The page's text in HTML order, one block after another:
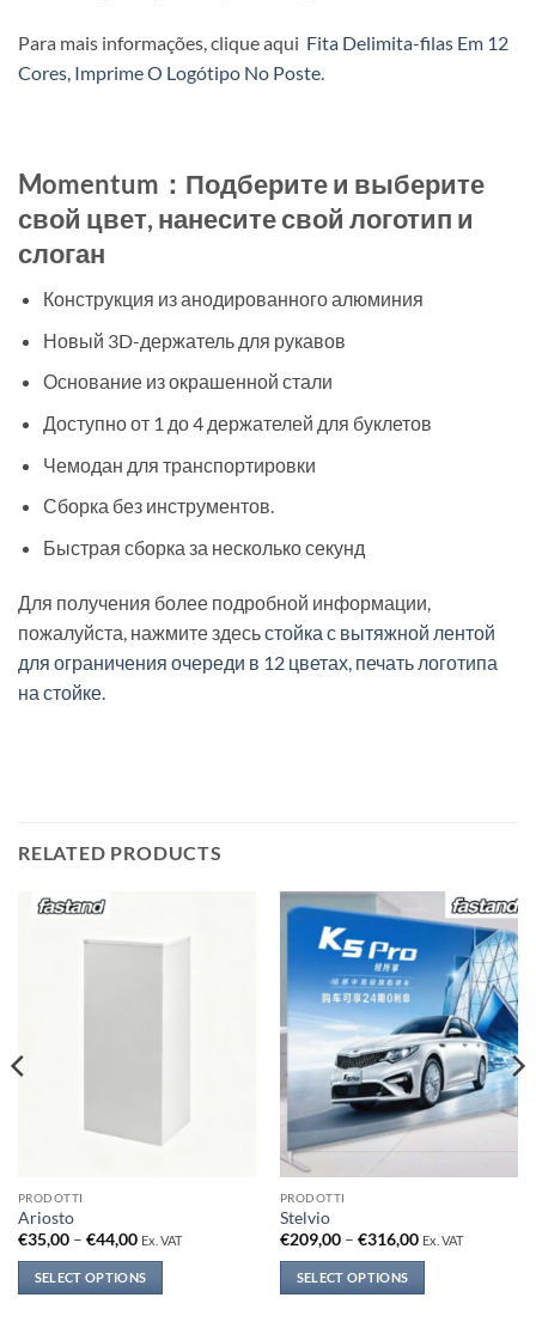
Para mais informações, clique aqui Fita Delimita-filas Em 12
Cores, Imprime O Logótipo No Poste
Momentum：Подберите и выберите
свой цвет, нанесите свой логотип и
слоган
Конструкция из анодированного алюминия
Новый 3D-держатель для рукавов
Основание из окрашенной стали
Доступно от 1 до 4 держателей для буклетов
Чемодан для транспортировки
Сборка без инструментов.
Быстрая сборка за несколько секунд
Для получения более подробной информации,
пожалуйста, нажмите здесьстойка с вытяжной лентой
для ограничения очереди в 12 цветах, печать логотипа
на стойке
RELATED PRODUCTS
PRODOTTI
Ariosto
€35,00 – €44,00Price
€35,00
through
€44,00
Ex. VAT
SELECT OPTIONS
PRODOTTI
Stelvio
€209,00 – €316,00Price
€316,00
Ex. VAT
SELECT OPTIONS